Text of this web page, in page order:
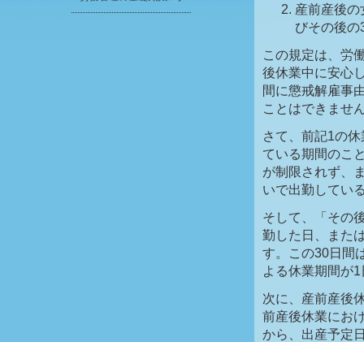
産前産後
びその後の
この規定は、労
後休業中に安心
間に懲戒解雇事
ことはできませ
さて、前記1の
ている期間のこ
が制限されず、
いで出勤してい
そして、「その
勤した日、また
す。この30日間
よる休業期間が
次に、産前産後
前産後休業にお
から、出産予定